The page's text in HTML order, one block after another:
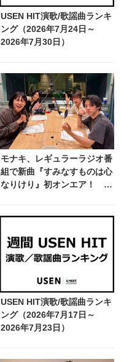
USEN HIT演歌/歌謡曲ランキ
ング（2026年7月24日～
2026年7月30日）
モナキ、レギュラーラジオ番
組で新曲『すみなすものは心
なりけり』初オンエア！
USEN HIT演歌/歌謡曲ランキ
ング（2026年7月17日～
2026年7月23日）